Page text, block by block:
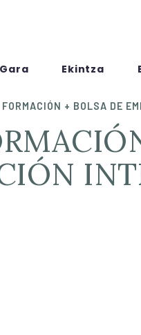
Ekintza
FORMACIÓN + BOLSA DE